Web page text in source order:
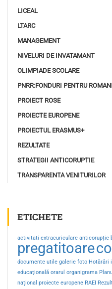
LICEAL
LTARC
MANAGEMENT
NIVELURI DE INVATAMANT
OLIMPIADE SCOLARE
PNRR:FONDURI PENTRU
PROIECT ROSE
PROIECTE EUROPENE
PROIECTUL ERASMUS+
REZULTATE
STRATEGII ANTICORUPTIE
TRANSPARENTA VENITURILOR
ETICHETE
activitati extracuriculare anticorupție
pregatitoare
documente utile galerie foto Hotărâri
educaţională orarul organigrama
național proiecte europene RAEI